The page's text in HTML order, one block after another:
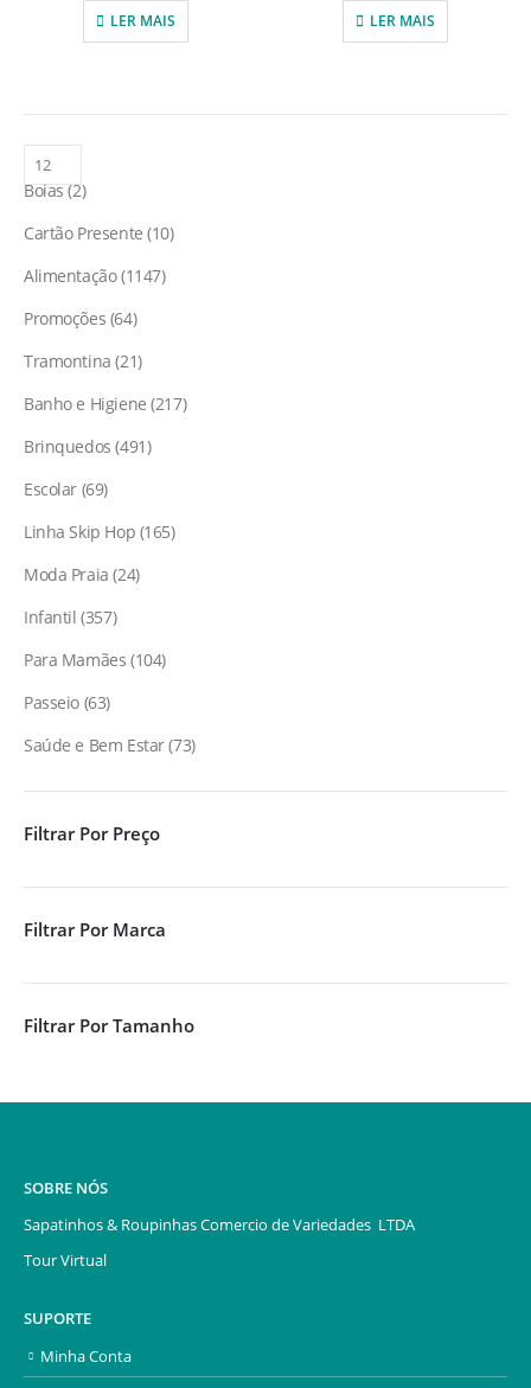
LER MAIS LER MAIS
Boias 2
Cartão Presente 10
Alimentação 1147
Promoções 64
Tramontina 21
Banho e Higiene 217
Brinquedos 491
Escolar 69
Linha Skip Hop 165
Moda Praia 24
Infantil 357
Para Mamães 104
Passeio 63
Saúde e Bem Estar 73
Filtrar Por Preço
Filtrar Por Marca
Filtrar Por Tamanho
SOBRE NÓS
Sapatinhos & Roupinhas Comercio de Variedades LTDA
Tour Virtual
SUPORTE
Minha Conta